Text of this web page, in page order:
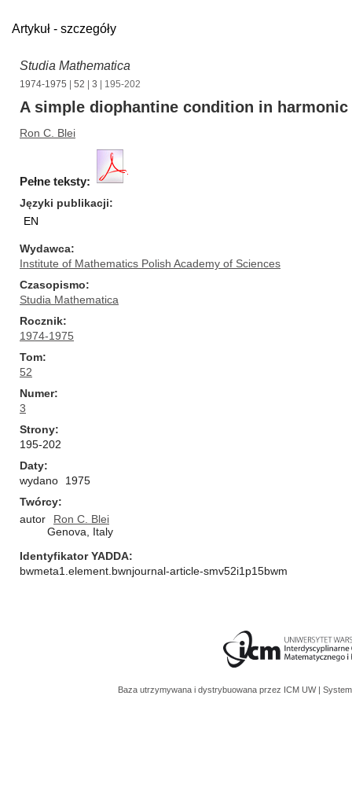
Artykuł - szczegóły
Studia Mathematica
1974-1975 52 3 | 195-202
A simple diophantine condition in
Ron C. Blei
Pełne teksty:
Języki publikacji
EN
Wydawca
Institute of Mathematics Polish Academy of Sciences
Czasopismo
Studia Mathematica
Rocznik
1974-1975
Tom
52
Numer
3
Strony
195-202
Daty
wydano
1975
Twórcy
autor
Ron C. Blei
Genova, Italy
Identyfikator YADDA
bwmeta1.element.bwnjournal-article-smv52i1p15bwm
Baza utrzymywana i dystrybuowana przez ICM UW |